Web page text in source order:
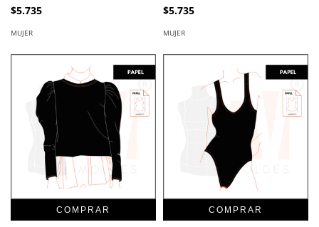
$5.735
MUJER
$5.735
MUJER
COMPRAR COMPRAR